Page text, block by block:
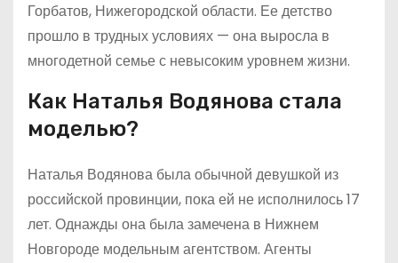
Горбатов, Нижегородской области. Ее детство
прошло в трудных условиях — она выросла в
многодетной семье с невысоким уровнем жизни.
Как Наталья Водянова стала
моделью?
Наталья Водянова была обычной девушкой из
российской провинции, пока ей не исполнилось 17
лет. Однажды она была замечена в Нижнем
Новгороде модельным агентством. Агенты